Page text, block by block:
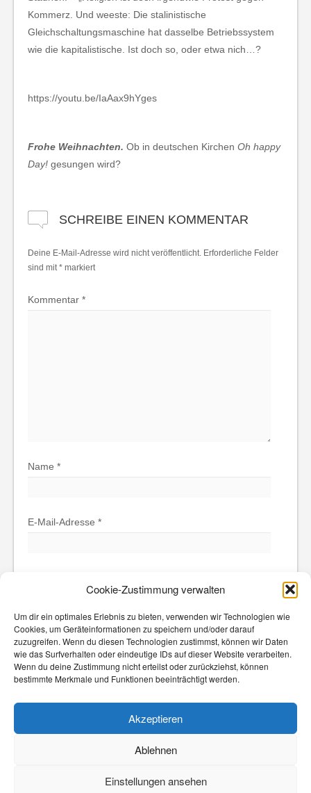
Cookie-Zustimmung verwalten
Um dir ein optimales Erlebnis zu bieten, verwenden wir Technologien wie
Cookies, um Geräteinformationen zu speichern und/oder darauf
zuzugreifen. Wenn du diesen Technologien zustimmst, können wir Daten
wie das Surfverhalten oder eindeutige IDs auf dieser Website verarbeiten.
Wenn du deine Zustimmung nicht erteilst oder zurückziehst, können
bestimmte Merkmale und Funktionen beeinträchtigt werden.
Akzeptieren
Ablehnen
Einstellungen ansehen
Kommerz. Und weeste: Die stalinistische
Gleichschaltungsmaschine hat dasselbe Betriebssystem
wie die kapitalistische. Ist doch so, oder etwa nich…?
https://youtu.be/IaAax9hYges
Frohe Weihnachten. Ob in deutschen Kirchen Oh happy
Day! gesungen wird?
SCHREIBE EINEN KOMMENTAR
Deine E-Mail-Adresse wird nicht veröffentlicht. Erforderliche Felder
sind mit* markiert
Kommentar *
Name *
E-Mail-Adresse *